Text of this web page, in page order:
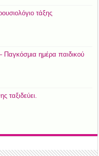
τάξης
Παγκόσμια ημέρα παιδικού
ταξιδεύει.